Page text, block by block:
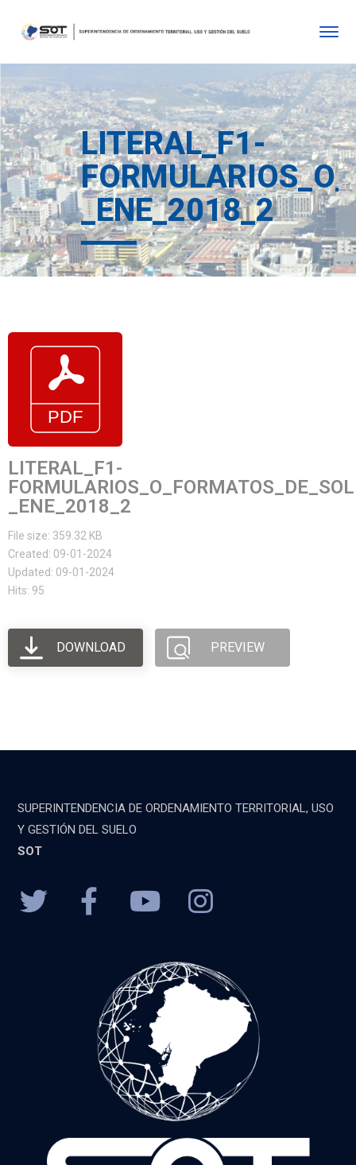
LITERAL_F1-
_ENE_2018_2
LITERAL_F1-
_ENE_2018_2
File size: 359.32 KB
Created: 09-01-2024
Updated: 09-01-2024
Hits: 95
DOWNLOAD PREVIEW
SUPERINTENDENCIA DE ORDENAMIENTO TERRITORIAL, USO
Y GESTIÓN DEL SUELO
SOT